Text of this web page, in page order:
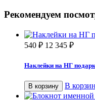
Рекомендуем
540 ₽ 12 345 ₽
Наклейки на НГ
В корзину В